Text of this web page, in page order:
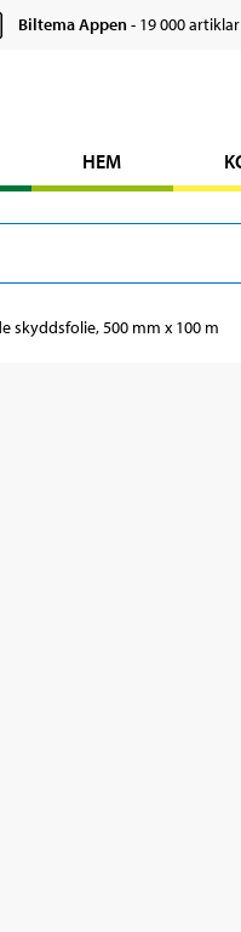
Biltema Appen- 19 000
HEM
skyddsfolie, 500 mm x 100 m